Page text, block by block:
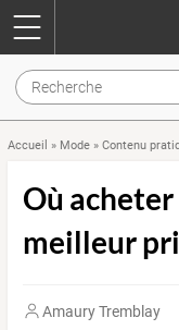
Accueil » Mode » Contenu
Où
meilleur
Amaury Tremblay